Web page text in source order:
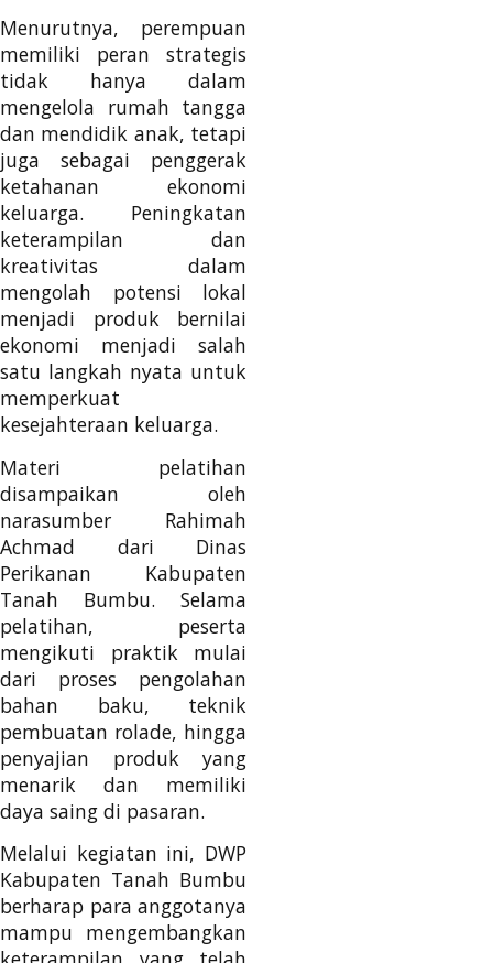
Menurutnya, perempuan
memiliki peran strategis
tidak hanya dalam
mengelola rumah tangga
dan mendidik anak, tetapi
juga sebagai penggerak
ketahanan ekonomi
keluarga. Peningkatan
keterampilan dan
kreativitas dalam
mengolah potensi lokal
menjadi produk bernilai
ekonomi menjadi salah
satu langkah nyata untuk
memperkuat
kesejahteraan keluarga.
Materi pelatihan
disampaikan oleh
narasumber Rahimah
Achmad dari Dinas
Perikanan Kabupaten
Tanah Bumbu. Selama
pelatihan, peserta
mengikuti praktik mulai
dari proses pengolahan
bahan baku, teknik
pembuatan rolade, hingga
penyajian produk yang
menarik dan memiliki
daya saing di pasaran.
Melalui kegiatan ini, DWP
Kabupaten Tanah Bumbu
berharap para anggotanya
mampu mengembangkan